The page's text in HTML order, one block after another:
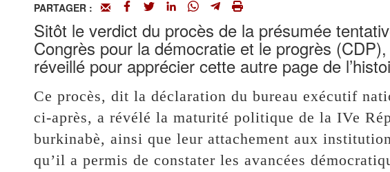
PARTAGER :
Sitôt le verdict du procès de la présumée
Congrès pour la démocratie et le progrès
réveillé pour apprécier cette autre page de
Ce procès, dit la déclaration du bureau exécutif
ci-après, a révélé la maturité politique de la IVe
burkinabè, ainsi que leur attachement aux
qu’il a permis de constater les avancées